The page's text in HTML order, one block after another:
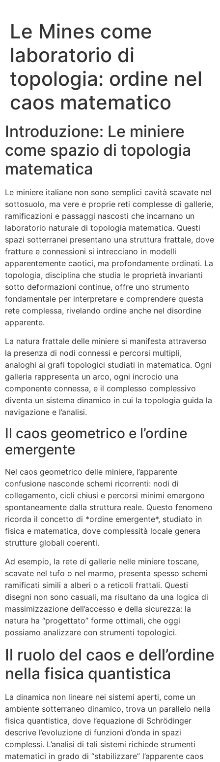
Le Mines come
laboratorio di
topologia: ordine nel
caos matematico
Introduzione: Le miniere
come spazio di topologia
matematica
Le miniere italiane non sono semplici cavità scavate nel
sottosuolo, ma vere e proprie reti complesse di gallerie,
ramificazioni e passaggi nascosti che incarnano un
laboratorio naturale di topologia matematica. Questi
spazi sotterranei presentano una struttura frattale, dove
fratture e connessioni si intrecciano in modelli
apparentemente caotici, ma profondamente ordinati. La
topologia, disciplina che studia le proprietà invarianti
sotto deformazioni continue, offre uno strumento
fondamentale per interpretare e comprendere questa
rete complessa, rivelando ordine anche nel disordine
apparente.
La natura frattale delle miniere si manifesta attraverso
la presenza di nodi connessi e percorsi multipli,
analoghi ai grafi topologici studiati in matematica. Ogni
galleria rappresenta un arco, ogni incrocio una
componente connessa, e il complesso complessivo
diventa un sistema dinamico in cui la topologia guida la
navigazione e l’analisi.
Il caos geometrico e l’ordine
emergente
Nel caos geometrico delle miniere, l’apparente
confusione nasconde schemi ricorrenti: nodi di
collegamento, cicli chiusi e percorsi minimi emergono
spontaneamente dalla struttura reale. Questo fenomeno
ricorda il concetto di *ordine emergente*, studiato in
fisica e matematica, dove complessità locale genera
strutture globali coerenti.
Ad esempio, la rete di gallerie nelle miniere toscane,
scavate nel tufo o nel marmo, presenta spesso schemi
ramificati simili a alberi o a reticoli frattali. Questi
disegni non sono casuali, ma risultano da una logica di
massimizzazione dell’accesso e della sicurezza: la
natura ha “progettato” forme ottimali, che oggi
possiamo analizzare con strumenti topologici.
Il ruolo del caos e dell’ordine
nella fisica quantistica
La dinamica non lineare nei sistemi aperti, come un
ambiente sotterraneo dinamico, trova un parallelo nella
fisica quantistica, dove l’equazione di Schrödinger
descrive l’evoluzione di funzioni d’onda in spazi
complessi. L’analisi di tali sistemi richiede strumenti
matematici in grado di “stabilizzare” l’apparente caos